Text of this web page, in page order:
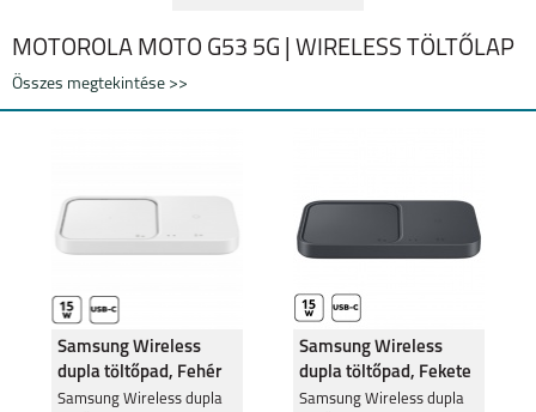
MOTOROLA MOTO G53 5G | WIRELESS TÖLTŐLAP
Összes megtekintése >>
Samsung Wireless
dupla töltőpad, Fehér
Samsung Wireless dupla
Samsung Wireless
dupla töltőpad, Fekete
Samsung Wireless dupla